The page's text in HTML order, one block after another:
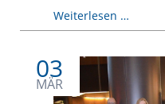
Weiterlesen …
03
MÄR